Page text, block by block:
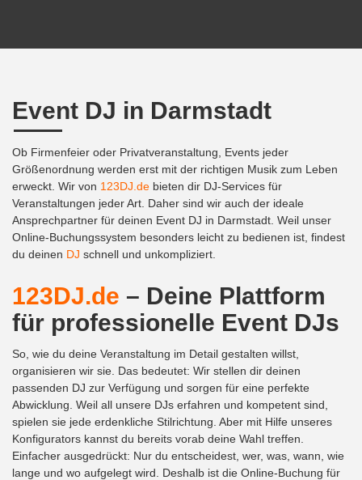
Event DJ in Darmstadt
Ob Firmenfeier oder Privatveranstaltung, Events jeder
Größenordnung werden erst mit der richtigen Musik zum Leben
erweckt. Wir von 123DJ.de bieten dir DJ-Services für
Veranstaltungen jeder Art. Daher sind wir auch der ideale
Ansprechpartner für deinen Event DJ in Darmstadt. Weil unser
Online-Buchungssystem besonders leicht zu bedienen ist, findest
du deinen DJ schnell und unkompliziert.
123DJ.de – Deine Plattform
für professionelle Event DJs
So, wie du deine Veranstaltung im Detail gestalten willst,
organisieren wir sie. Das bedeutet: Wir stellen dir deinen
passenden DJ zur Verfügung und sorgen für eine perfekte
Abwicklung. Weil all unsere DJs erfahren und kompetent sind,
spielen sie jede erdenkliche Stilrichtung. Aber mit Hilfe unseres
Konfigurators kannst du bereits vorab deine Wahl treffen.
Einfacher ausgedrückt: Nur du entscheidest, wer, was, wann, wie
lange und wo aufgelegt wird. Deshalb ist die Online-Buchung für